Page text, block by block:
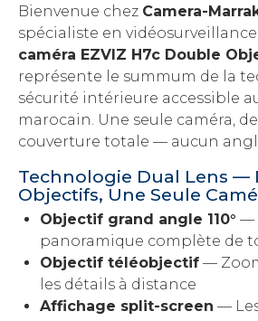
Bienvenue chez Camera-
spécialiste en vidéosurveillance
caméra EZVIZ H7c Double
représente le summum de la
sécurité intérieure accessible
marocain. Une seule caméra,
couverture totale — aucun
Technologie Dual Lens —
Objectifs, Une Seule
Objectif grand angle 110° —
panoramique complète de
Objectif téléobjectif —
les détails à distance
Affichage split-screen —